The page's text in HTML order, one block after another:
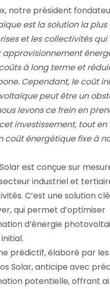
notre président
est la solution la
et les collectivités
approvisionnement
à long terme et
Cependant, le coût
peut être un
levons ce frein en
investissement, tout en
coût énergétique fixe à
est conçue sur
industriel et
C’est une solution
qui permet d’optimiser
d’énergie
prédictif, élaboré par
Solar, anticipe avec
potentielle, offrant